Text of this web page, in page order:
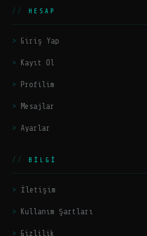
HESAP
Giriş Yap
Kayıt Ol
Profilim
Mesajlar
Ayarlar
BILGI
İletişim
Kullanım Şartları
Gizlilik